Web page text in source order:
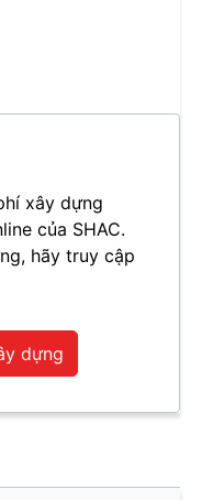
xây dựng
của SHAC.
hãy truy cập
dựng